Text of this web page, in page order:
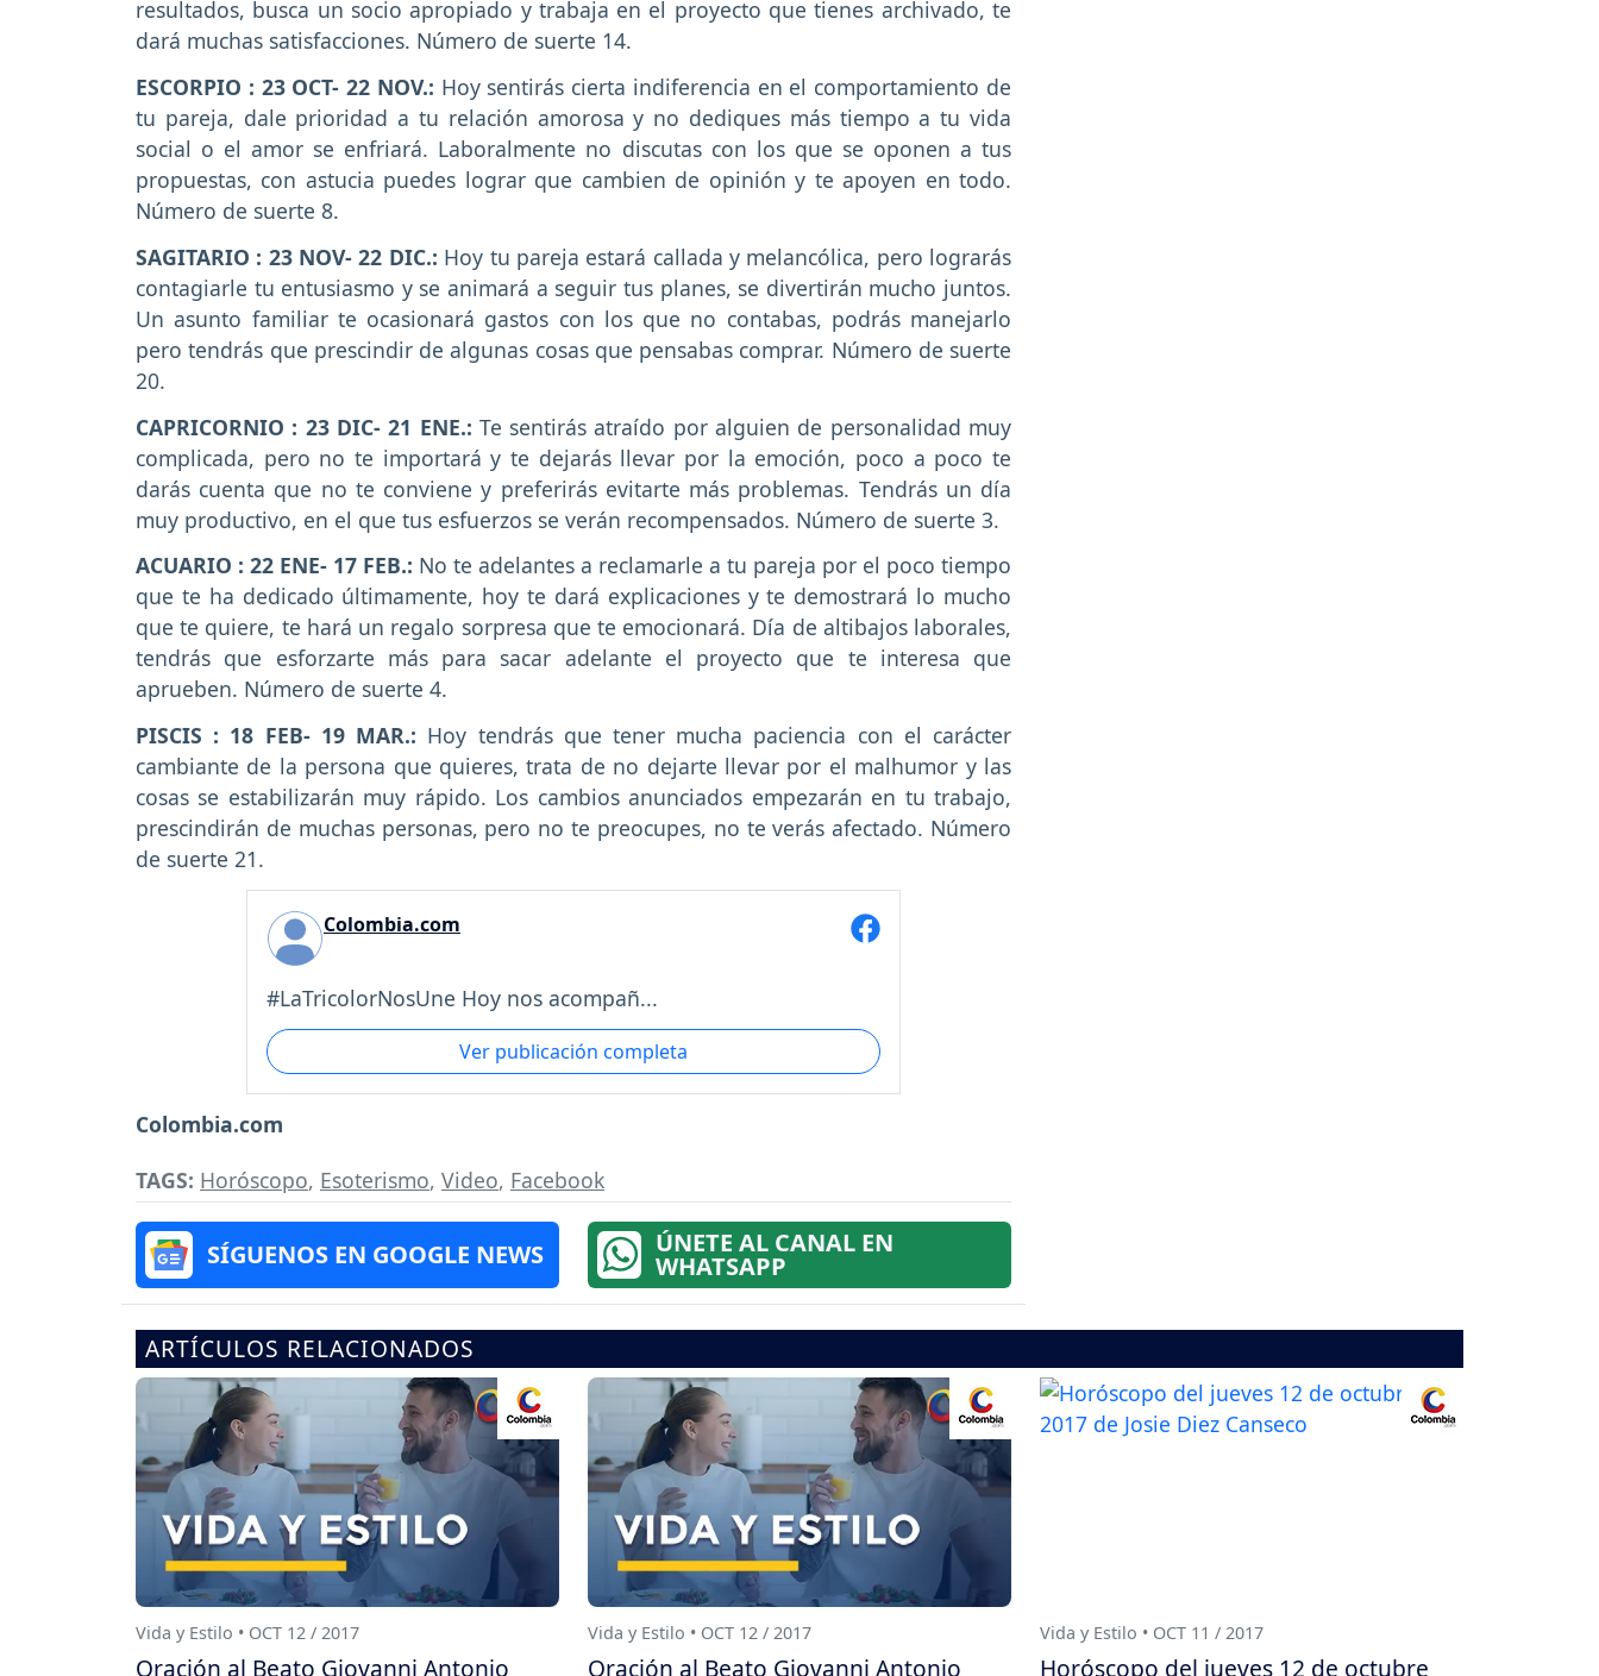
resultados, busca un socio apropiado y trabaja en el proyecto que tienes archivado, te
dará muchas satisfacciones. Número de suerte 14.
ESCORPIO : 23 OCT- 22 NOV.: Hoy sentirás cierta indiferencia en el comportamiento de
tu pareja, dale prioridad a tu relación amorosa y no dediques más tiempo a tu vida
social o el amor se enfriará. Laboralmente no discutas con los que se oponen a tus
propuestas, con astucia puedes lograr que cambien de opinión y te apoyen en todo.
Número de suerte 8.
SAGITARIO : 23 NOV- 22 DIC.: Hoy tu pareja estará callada y melancólica, pero lograrás
contagiarle tu entusiasmo y se animará a seguir tus planes, se divertirán mucho juntos.
Un asunto familiar te ocasionará gastos con los que no contabas, podrás manejarlo
pero tendrás que prescindir de algunas cosas que pensabas comprar. Número de suerte
20.
CAPRICORNIO : 23 DIC- 21 ENE.: Te sentirás atraído por alguien de personalidad muy
complicada, pero no te importará y te dejarás llevar por la emoción, poco a poco te
darás cuenta que no te conviene y preferirás evitarte más problemas. Tendrás un día
muy productivo, en el que tus esfuerzos se verán recompensados. Número de suerte 3.
ACUARIO : 22 ENE- 17 FEB.: No te adelantes a reclamarle a tu pareja por el poco tiempo
que te ha dedicado últimamente, hoy te dará explicaciones y te demostrará lo mucho
que te quiere, te hará un regalo sorpresa que te emocionará. Día de altibajos laborales,
tendrás que esforzarte más para sacar adelante el proyecto que te interesa que
aprueben. Número de suerte 4.
PISCIS : 18 FEB- 19 MAR.: Hoy tendrás que tener mucha paciencia con el carácter
cambiante de la persona que quieres, trata de no dejarte llevar por el malhumor y las
cosas se estabilizarán muy rápido. Los cambios anunciados empezarán en tu trabajo,
prescindirán de muchas personas, pero no te preocupes, no te verás afectado. Número
de suerte 21.
Colombia.com
#LaTricolorNosUne Hoy nos acompañ...
Ver publicación completa
Colombia.com
TAGS: Horóscopo, Esoterismo, Video, Facebook
SÍGUENOS EN GOOGLE NEWS ÚNETE AL CANAL EN
WHATSAPP
ARTÍCULOS RELACIONADOS
Vida y Estilo • OCT 12 / 2017
Oración al Beato Giovanni Antonio
Vida y Estilo • OCT 12 / 2017
Oración al Beato Giovanni Antonio
Vida y Estilo • OCT 11 / 2017
Horóscopo del jueves 12 de octubre